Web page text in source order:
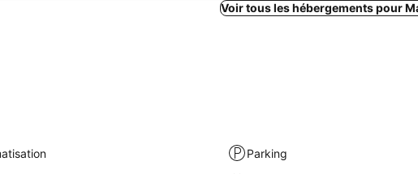
Voir tous les hébergements pour
Parking